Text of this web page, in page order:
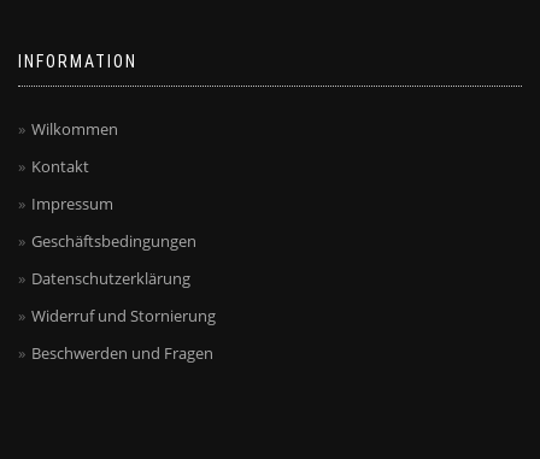
INFORMATION
Wilkommen
Kontakt
Impressum
Geschäftsbedingungen
Datenschutzerklärung
Widerruf und Stornierung
Beschwerden und Fragen